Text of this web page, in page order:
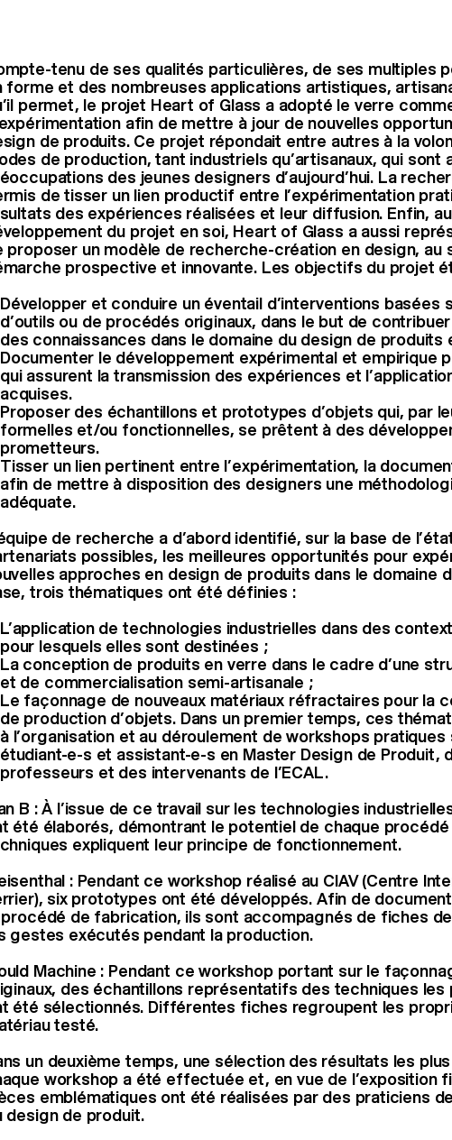
tenu de ses qualités particulières, de ses multiples
forme et des nombreuses applications artistiques,
permet, le projet Heart of Glass a adopté le verre
afin de mettre à jour de nouvelles
de produits. Ce projet répondait entre autres à la
de production, tant industriels qu’artisanaux, qui sont
des jeunes designers d’aujourd’hui. La
de tisser un lien productif entre l’expérimentation
des expériences réalisées et leur diffusion. Enfin,
du projet en soi, Heart of Glass a aussi
proposer un modèle de recherche-création en design, au
prospective et innovante. Les objectifs du projet
Développer et conduire un éventail d’interventions basées
d’outils ou de procédés originaux, dans le but de
des connaissances dans le domaine du design de produits
Documenter le développement expérimental et empirique
qui assurent la transmission des expériences et
acquises.
Proposer des échantillons et prototypes d’objets qui, par
formelles et/ou fonctionnelles, se prêtent à des
prometteurs.
Tisser un lien pertinent entre l’expérimentation, la
afin de mettre à disposition des designers une
adéquate.
de recherche a d’abord identifié, sur la base de
possibles, les meilleures opportunités pour
approches en design de produits dans le domaine
trois thématiques ont été définies :
L’application de technologies industrielles dans des
pour lesquels elles sont destinées ;
La conception de produits en verre dans le cadre d’une
et de commercialisation semi-artisanale ;
Le façonnage de nouveaux matériaux réfractaires pour la
de production d’objets. Dans un premier temps, ces
à l’organisation et au déroulement de workshops pratiques
étudiant-e-s et assistant-e-s en Master Design de Produit,
professeurs et des intervenants de l’ECAL.
B : À l’issue de ce travail sur les technologies
été élaborés, démontrant le potentiel de chaque
expliquent leur principe de fonctionnement.
: Pendant ce workshop réalisé au CIAV (Centre
six prototypes ont été développés. Afin de
de fabrication, ils sont accompagnés de fiches
gestes exécutés pendant la production.
Machine : Pendant ce workshop portant sur le
des échantillons représentatifs des techniques
été sélectionnés. Différentes fiches regroupent les
testé.
un deuxième temps, une sélection des résultats les
workshop a été effectuée et, en vue de l’exposition
emblématiques ont été réalisées par des praticiens
design de produit.